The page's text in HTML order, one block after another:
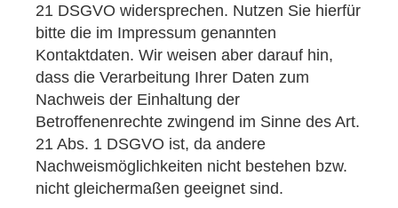
21 DSGVO widersprechen. Nutzen Sie hierfür
bitte die im Impressum genannten
Kontaktdaten. Wir weisen aber darauf hin,
dass die Verarbeitung Ihrer Daten zum
Nachweis der Einhaltung der
Betroffenenrechte zwingend im Sinne des Art.
21 Abs. 1 DSGVO ist, da andere
Nachweismöglichkeiten nicht bestehen bzw.
nicht gleichermaßen geeignet sind.